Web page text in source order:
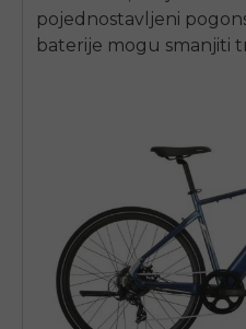
pojednostavljeni
baterije mogu smanjiti